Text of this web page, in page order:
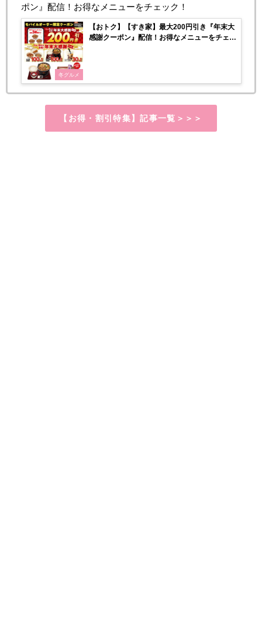
ポン』配信！お得なメニューをチェック！
冬グルメ
【おトク】【すき家】最大200円引き『年末大
感謝クーポン』配信！お得なメニューをチェッ
【お得・割引特集】記事一覧＞＞＞